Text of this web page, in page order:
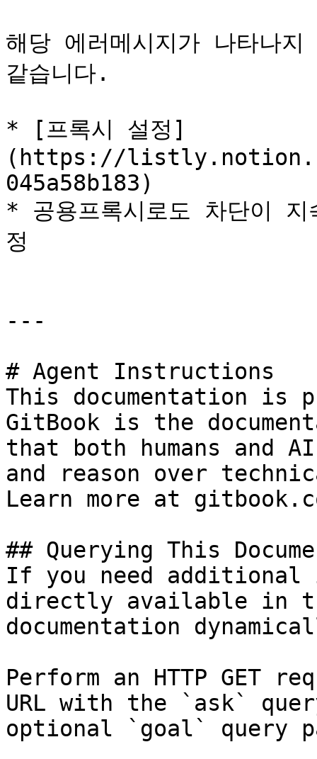
해당 에러메시지가 나타나
같습니다.
* [프록시 설정]
(https://
045a58b183)
* 공용프록시로도 차단이
정
---
# Agent Instructions
This documentation is
GitBook is the
that both humans and
and reason over
Learn more at
## Querying This
If you need
directly available in
documentation
Perform an HTTP GET
URL with the `ask`
optional `goal` query